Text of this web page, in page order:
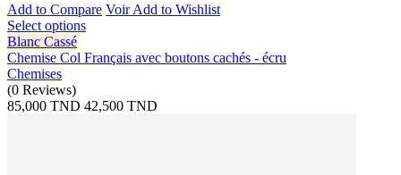
Add to Compare VoirAdd to Wishlist
Select options
Blanc Cassé
Chemise Col Français avec boutons cachés - écru
Chemises
(0 Reviews)
85,000 TND 42,500 TND